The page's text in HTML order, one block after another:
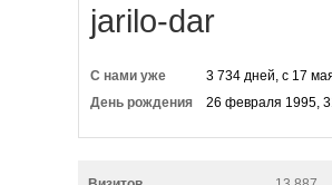
jarilo-dar
С нами уже
3 734 дней, с 17
День рождения
26 февраля 1995,